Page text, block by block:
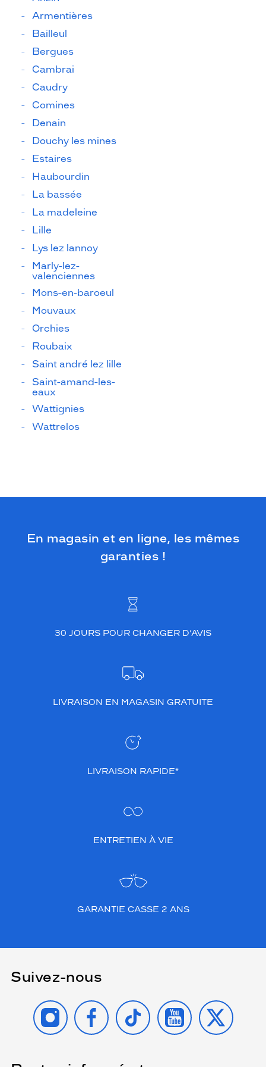
Armentières
Bailleul
Bergues
Cambrai
Caudry
Comines
Denain
Douchy les mines
Estaires
Haubourdin
La bassée
La madeleine
Lille
Lys lez lannoy
Marly-lez-
valenciennes
Mons-en-baroeul
Mouvaux
Orchies
Roubaix
Saint andré lez lille
Saint-amand-les-
eaux
Wattignies
Wattrelos
En magasin et en ligne, les mêmes
garanties !
30 JOURS POUR CHANGER D’AVIS
LIVRAISON EN MAGASIN GRATUITE
LIVRAISON RAPIDE*
ENTRETIEN À VIE
GARANTIE CASSE 2 ANS
Suivez-nous
INSTAGRAMFACEBOOK
TIKTOK YOUTUBE
X